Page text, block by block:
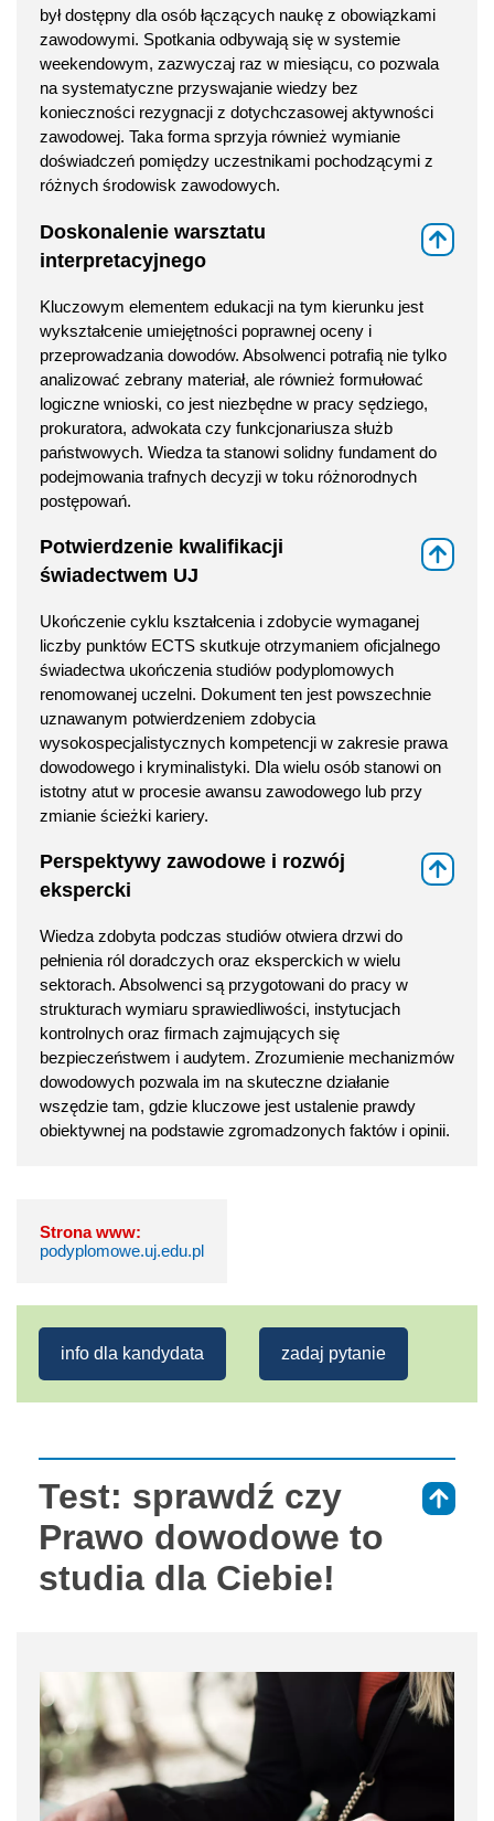
był dostępny dla osób łączących naukę z obowiązkami
zawodowymi. Spotkania odbywają się w systemie
weekendowym, zazwyczaj raz w miesiącu, co pozwala
na systematyczne przyswajanie wiedzy bez
konieczności rezygnacji z dotychczasowej aktywności
zawodowej. Taka forma sprzyja również wymianie
doświadczeń pomiędzy uczestnikami pochodzącymi z
różnych środowisk zawodowych.
Doskonalenie warsztatu
interpretacyjnego
Kluczowym elementem edukacji na tym kierunku jest
wykształcenie umiejętności poprawnej oceny i
przeprowadzania dowodów. Absolwenci potrafią nie tylko
analizować zebrany materiał, ale również formułować
logiczne wnioski, co jest niezbędne w pracy sędziego,
prokuratora, adwokata czy funkcjonariusza służb
państwowych. Wiedza ta stanowi solidny fundament do
podejmowania trafnych decyzji w toku różnorodnych
postępowań.
Potwierdzenie kwalifikacji
świadectwem UJ
Ukończenie cyklu kształcenia i zdobycie wymaganej
liczby punktów ECTS skutkuje otrzymaniem oficjalnego
świadectwa ukończenia studiów podyplomowych
renomowanej uczelni. Dokument ten jest powszechnie
uznawanym potwierdzeniem zdobycia
wysokospecjalistycznych kompetencji w zakresie prawa
dowodowego i kryminalistyki. Dla wielu osób stanowi on
istotny atut w procesie awansu zawodowego lub przy
zmianie ścieżki kariery.
Perspektywy zawodowe i rozwój
ekspercki
Wiedza zdobyta podczas studiów otwiera drzwi do
pełnienia ról doradczych oraz eksperckich w wielu
sektorach. Absolwenci są przygotowani do pracy w
strukturach wymiaru sprawiedliwości, instytucjach
kontrolnych oraz firmach zajmujących się
bezpieczeństwem i audytem. Zrozumienie mechanizmów
dowodowych pozwala im na skuteczne działanie
wszędzie tam, gdzie kluczowe jest ustalenie prawdy
obiektywnej na podstawie zgromadzonych faktów i opinii.
Strona www:
podyplomowe.uj.edu.pl
info dla kandydata zadaj pytanie
Test: sprawdź czy
Prawo dowodowe to
studia dla Ciebie!